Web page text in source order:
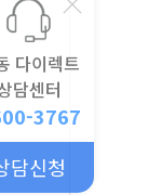
다이렉트
담센터
3767
담신청